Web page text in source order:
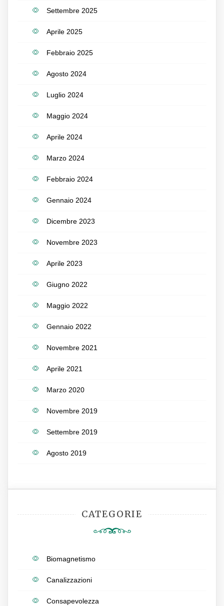
Settembre 2025
Aprile 2025
Febbraio 2025
Agosto 2024
Luglio 2024
Maggio 2024
Aprile 2024
Marzo 2024
Febbraio 2024
Gennaio 2024
Dicembre 2023
Novembre 2023
Aprile 2023
Giugno 2022
Maggio 2022
Gennaio 2022
Novembre 2021
Aprile 2021
Marzo 2020
Novembre 2019
Settembre 2019
Agosto 2019
CATEGORIE
Biomagnetismo
Canalizzazioni
Consapevolezza